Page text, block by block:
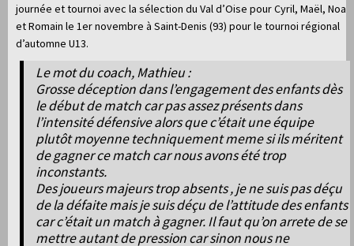
journée et tournoi avec la sélection du Val d’Oise pour Cyril, Maël, Noa
et Romain le 1er novembre à Saint-Denis (93) pour le tournoi régional
d’automne U13.
Le mot du coach, Mathieu :
Grosse déception dans l’engagement des enfants dès
le début de match car pas assez présents dans
l’intensité défensive alors que c’était une équipe
plutôt moyenne techniquement meme si ils méritent
de gagner ce match car nous avons été trop
inconstants.
Des joueurs majeurs trop absents , je ne suis pas déçu
de la défaite mais je suis déçu de l’attitude des enfants
car c’était un match à gagner. Il faut qu’on arrete de se
mettre autant de pression car sinon nous ne